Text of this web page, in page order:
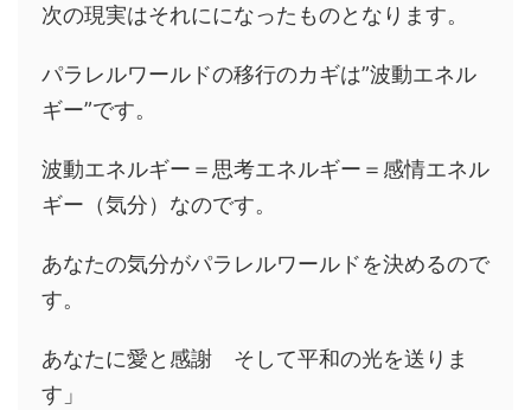
次の現実はそれにになったものとなります。
パラレルワールドの移行のカギは”波動エネル
ギー”です。
波動エネルギー＝思考エネルギー＝感情エネル
ギー（気分）なのです。
あなたの気分がパラレルワールドを決めるので
す。
あなたに愛と感謝 そして平和の光を送りま
す」